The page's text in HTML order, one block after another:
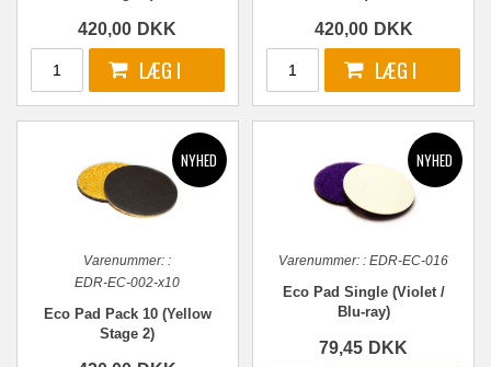
420,00 DKK 420,00 DKK
Varenummer: :
EDR-EC-002-x10
Eco Pad Pack 10 (Yellow
Stage 2)
Varenummer: : EDR-EC-016
Eco Pad Single (Violet /
Blu-ray)
79,45 DKK